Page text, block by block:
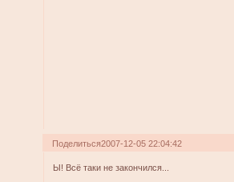
Поделиться2007-12-05 22:04:42
Ы! Всё таки не закончился...